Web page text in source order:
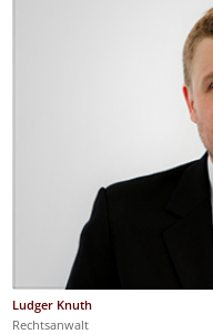
Ludger Knuth
Rechtsanwalt